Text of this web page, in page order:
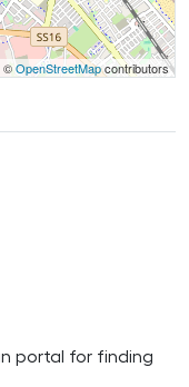
©OpenStreetMapcontributors
portal for finding